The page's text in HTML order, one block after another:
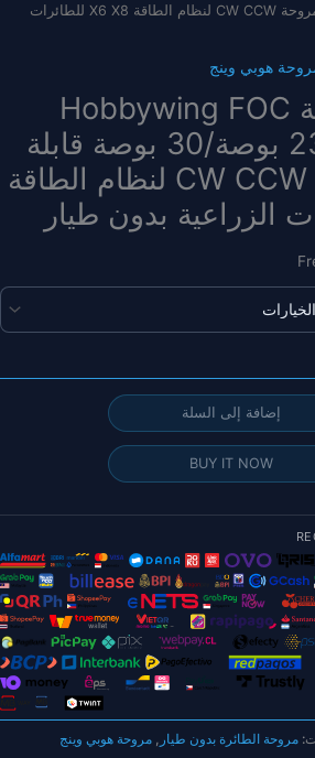
بوصة/30 بوصة قابلة للطي المروحة CW CCW لنظام الطاقة X6 X8 للطائرات
هوبي وينج
المروحة الأصلية Hobbywing FOC
2388 3090 23 بوصة/30 بوصة قابلة
للطي المروحة CW CCW لنظام الطاقة
إضافة إلى السلة
BUY IT NOW
مروحة الطائرة بدون طيار , مروحة هوبي وينج